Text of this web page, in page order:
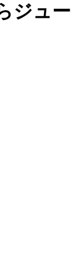
ジュー